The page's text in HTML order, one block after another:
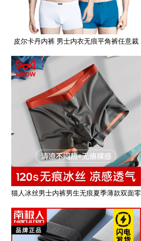
皮尔卡丹内裤 男士内衣无痕平角裤任意裁
剪平角裤长绒棉舒适内裤
猫人冰丝男士内裤男生无痕夏季薄款双面零
感抗菌短裤莫代尔四角裤